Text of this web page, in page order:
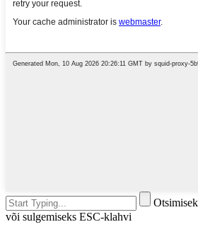
või sulgemiseks ESC-klahvi